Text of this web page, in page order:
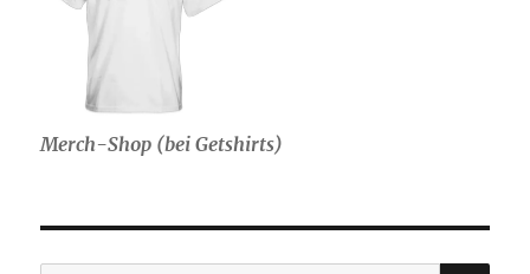
Merch-Shop (bei Getshirts)